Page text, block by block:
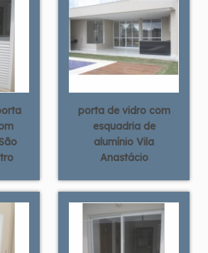
porta de vidro com
esquadria de
alumínio Vila
Anastácio